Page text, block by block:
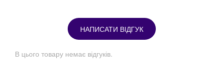
НАПИСАТИ ВІДГУК
В цього товару немає відгуків.